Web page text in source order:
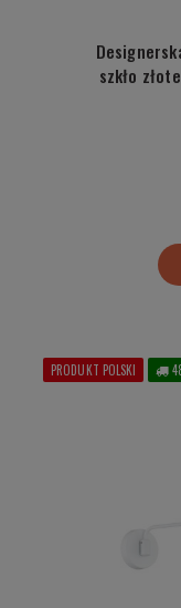
szkło
PRODUKT POLSKI